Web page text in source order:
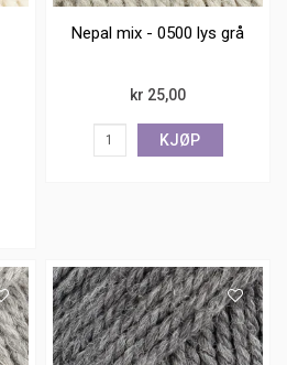
Nepal mix - 0500 lys grå
kr 25,00
KJØP